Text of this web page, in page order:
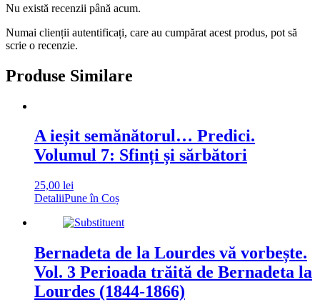
Nu există recenzii până acum.
Numai clienții autentificați, care au cumpărat acest produs, pot să
scrie o recenzie.
Produse Similare
A ieșit semănătorul… Predici.
Volumul 7: Sfinți și sărbători
25,00 lei
DetaliiPune în Coș
Bernadeta de la Lourdes vă vorbește.
Vol. 3 Perioada trăită de Bernadeta la
Lourdes (1844-1866)